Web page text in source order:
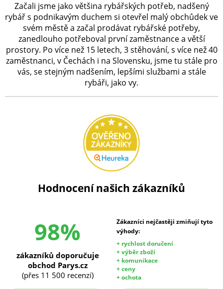
Začali jsme jako většina rybářských potřeb, nadšený
rybář s podnikavým duchem si otevřel malý obchůdek ve
svém městě a začal prodávat rybářské potřeby,
zanedlouho potřeboval první zaměstnance a větší
prostory. Po více než 15 letech, 3 stěhování, s více než 40
zaměstnanci, v Čechách i na Slovensku, jsme tu stále pro
vás, se stejným nadšením, lepšími službami a stále
rybáři, jako vy.
Hodnocení našich zákazníků
98%
Zákazníci nejčastěji zmiňují tyto
výhody:
+ rychlost doručení
+ výběr zboží
+ komunikace
+ ceny
+ ochota
zákazníků doporučuje
obchod Parys.cz
(přes 11 500 recenzí)